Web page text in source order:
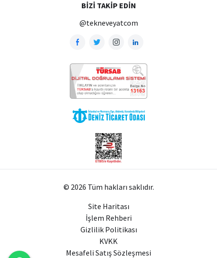
BIZI TAKIP EDIN
@tekneveyatcom
© 2026 Tüm hakları saklıdır.
Site Haritası
İşlem Rehberi
Gizlilik Politikası
KVKK
Mesafeli Satış Sözleşmesi